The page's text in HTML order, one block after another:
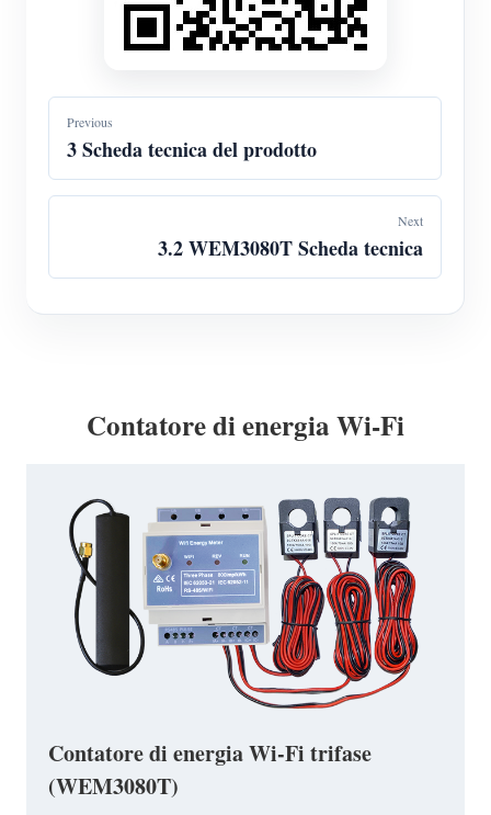
Previous
3 Scheda tecnica del prodotto
Next
3.2 WEM3080T Scheda tecnica
Contatore di energia Wi-Fi
Contatore di energia Wi-Fi trifase
(WEM3080T)